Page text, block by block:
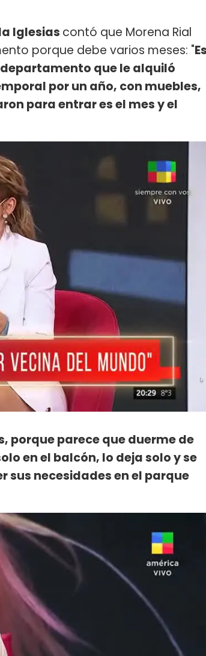
Iglesias contó que Morena Rial
porque debe varios meses: "
que le alquiló
por un año, con muebles,
para entrar es el mes y el
porque parece que duerme de
en el balcón, lo deja solo y se
sus necesidades en el parque